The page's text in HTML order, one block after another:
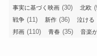
事実に基づく映画 (30) 北欧
戦争 (11) 新作 (36) 泣ける
邦画 (110) 青春 (35) 音楽